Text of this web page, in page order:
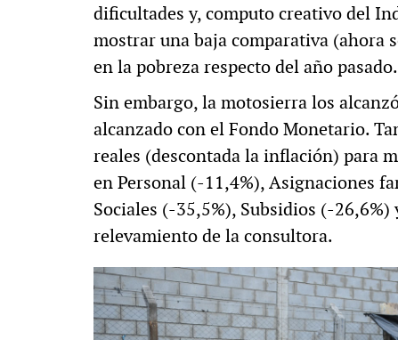
dificultades y, computo creativo del
mostrar una baja comparativa (ahora
en la pobreza respecto del año pasado.
Sin embargo, la motosierra los
alcanzado con el Fondo Monetario.
reales (descontada la inflación) para
en Personal (-11,4%), Asignaciones
Sociales (-35,5%), Subsidios (-
relevamiento de la consultora.